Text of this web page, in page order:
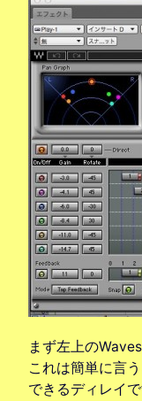
まず左上の
これは簡単に言
できるディレイで